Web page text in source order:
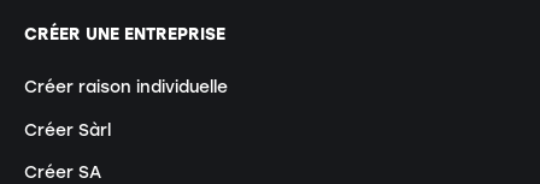
CRÉER UNE ENTREPRISE
Créer raison individuelle
Créer Sàrl
Créer SA